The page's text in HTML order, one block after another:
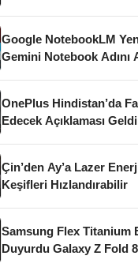
Google NotebookLM
Gemini Notebook Adını
OnePlus Hindistan’da
Edecek Açıklaması Geldi
Çin’den Ay’a Lazer
Keşifleri Hızlandırabilir
Samsung Flex Titanium
Duyurdu Galaxy Z Fold